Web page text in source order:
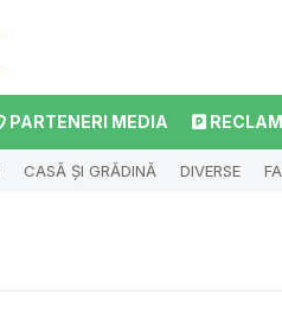
PARTENERI MEDIA
CASĂ ȘI GRĂDINĂ DIVERSE